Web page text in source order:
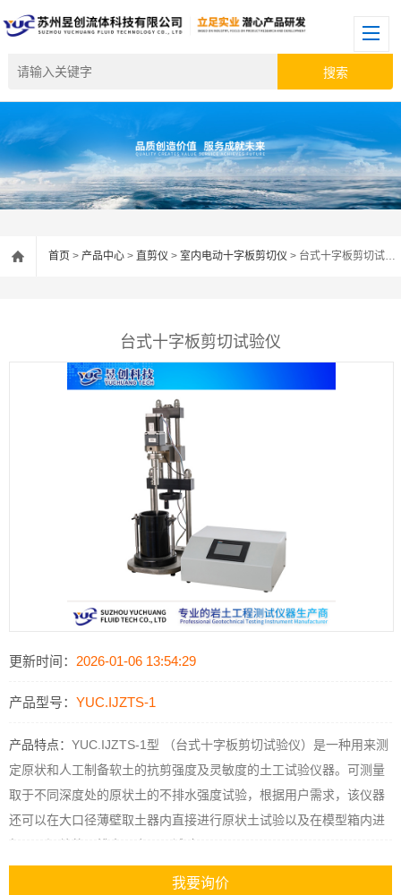
首页 > 产品中心 > 直剪仪 > 室内电动十字板剪切仪 > 台式十字板剪切试验仪
台式十字板剪切试验仪
更新时间： 2026-01-06 13:54:29
产品型号： YUC.IJZTS-1
产品特点： YUC.IJZTS-1型 （台式十字板剪切试验仪）是一种用来测
定原状和人工制备软土的抗剪强度及灵敏度的土工试验仪器。可测量
取于不同深度处的原状土的不排水强度试验，根据用户需求，该仪器
还可以在大口径薄壁取土器内直接进行原状土试验以及在模型箱内进
我要询价